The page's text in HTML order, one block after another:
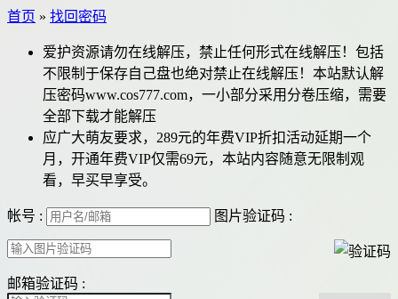
首页 » 找回密码
爱护资源请勿在线解压，禁止任何形式在线解压！包括
不限制于保存自己盘也绝对禁止在线解压！本站默认解
压密码www.cos777.com，一小部分采用分卷压缩，需要
全部下载才能解压
应广大萌友要求，289元的年费VIP折扣活动延期一个
月，开通年费VIP仅需69元，本站内容随意无限制观
看，早买早享受。
帐号 : 图片验证码 :
邮箱验证码 :